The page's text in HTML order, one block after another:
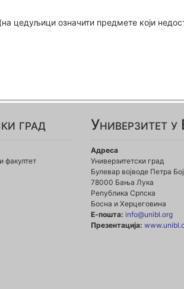
цедуљици означити предмете који
град
факултет
Универзитет
Адреса
Универзитетски град
Булевар војводе Петра
78000 Бања Лука
Република Српска
Босна и Херцеговина
Е-пошта: info@unibl.org
Презентација: